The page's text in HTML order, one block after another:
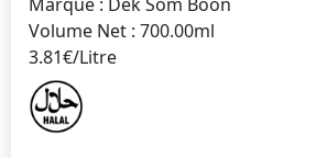
Volume Net : 700.00ml
3.81€/Litre